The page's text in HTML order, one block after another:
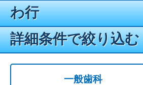
わ行
詳細条件で絞り込む
一般歯科